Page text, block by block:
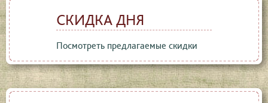
СКИДКА ДНЯ
Посмотреть предлагаемые скидки